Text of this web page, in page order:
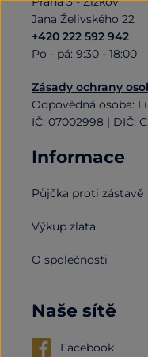
Jana Želivského 22
+420 222 592 942
Po - pá: 9:30 - 18:00
Zásady ochrany
Odpovědná osoba:
IČ: 07002998 | DIČ:
Informace
Půjčka proti zástavě
Výkup zlata
O společnosti
Naše sítě
Facebook